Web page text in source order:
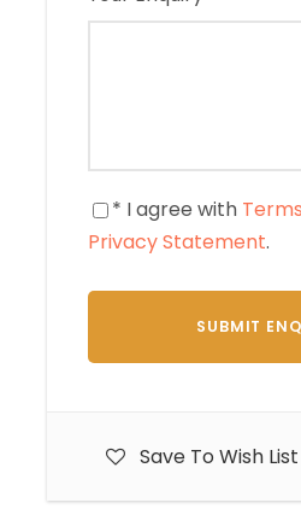
* I agree with
Privacy Statement.
Save To Wish List